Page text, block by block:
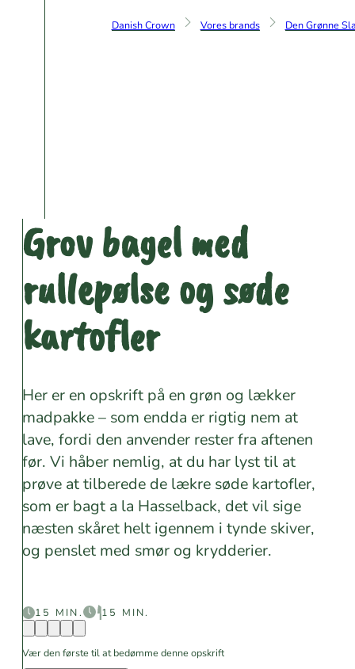
Danish Crown Vores brands Den Grønne
Grov bagel med
rullepølse og søde
kartofler
Her er en opskrift på en grøn og lækker
madpakke – som endda er rigtig nem at
lave, fordi den anvender rester fra aftenen
før. Vi håber nemlig, at du har lyst til at
prøve at tilberede de lækre søde kartofler,
som er bagt a la Hasselback, det vil sige
næsten skåret helt igennem i tynde skiver,
og penslet med smør og krydderier.
15 MIN. 15 MIN.
Vær den første til at bedømme denne opskrift